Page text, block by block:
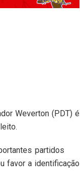
Weverton (PDT) é
partidos
favor a identificação